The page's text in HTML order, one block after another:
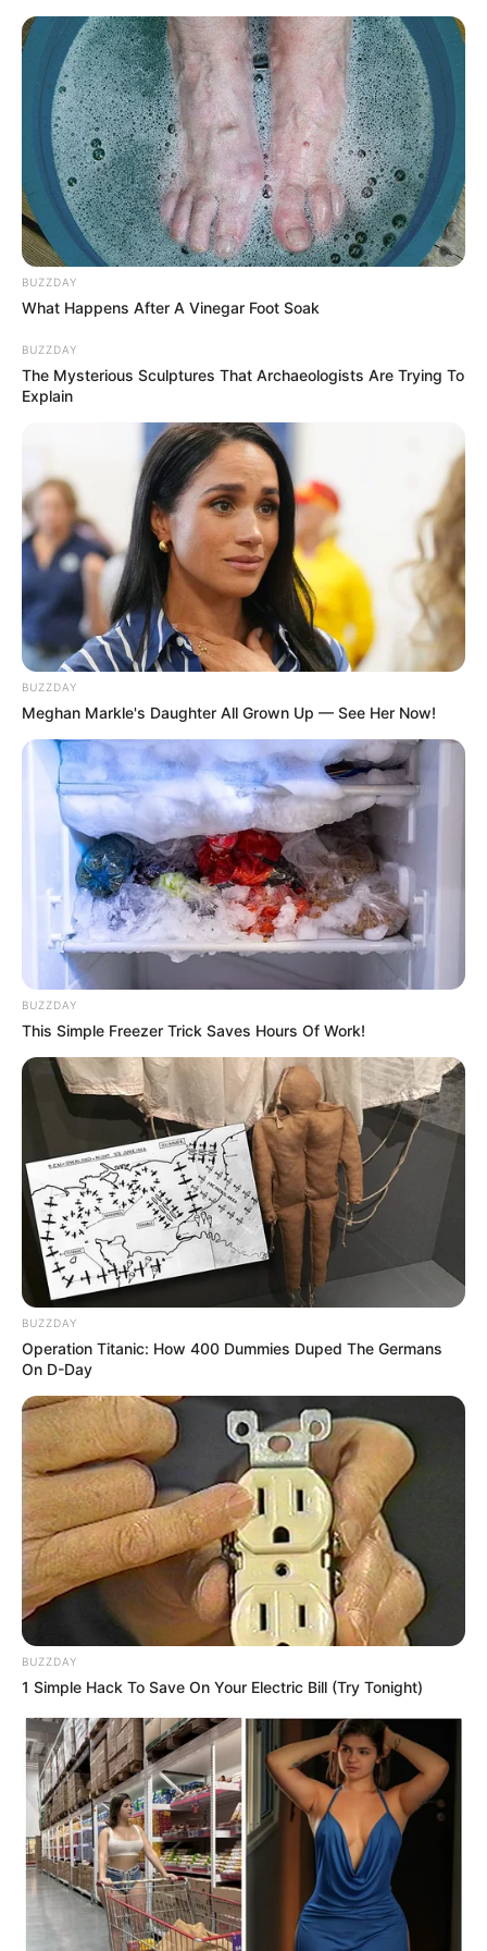
HOME
INSPIRASI
STYLE
FILM &
SERIES
NGAKAK
QUOTES
HYPE
MORE
Stefanny Aay (Steffy Ai)
fans love
VOTE
Tanggal Lahir:
31 Maret1993
Tempat Lahir:
Bandung,Jawa Timur,Indonesia
33 Tahun
Profesi:
Aktris,Penyanyi,Presenter
Edit
Steffy Ai atau Stefanny Margaretha Aay adalah seorang aktris,
penyanyi dan pembawa acara yang berasal dari Bandung, Jawa
Barat.
BUZZDAY
What Happens After A Vinegar Foot Soak
BUZZDAY
The Mysterious Sculptures That Archaeologists Are Trying To
Explain
BUZZDAY
Meghan Markle's Daughter All Grown Up — See Her Now!
BUZZDAY
This Simple Freezer Trick Saves Hours Of Work!
BUZZDAY
Operation Titanic: How 400 Dummies Duped The Germans
On D-Day
BUZZDAY
1 Simple Hack To Save On Your Electric Bill (Try Tonight)